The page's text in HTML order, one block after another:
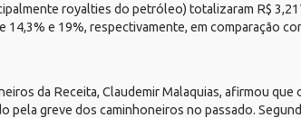
royalties do petróleo) totalizaram R$
e 19%, respectivamente, em comparação
da Receita, Claudemir Malaquias, afirmou que
greve dos caminhoneiros no passado.